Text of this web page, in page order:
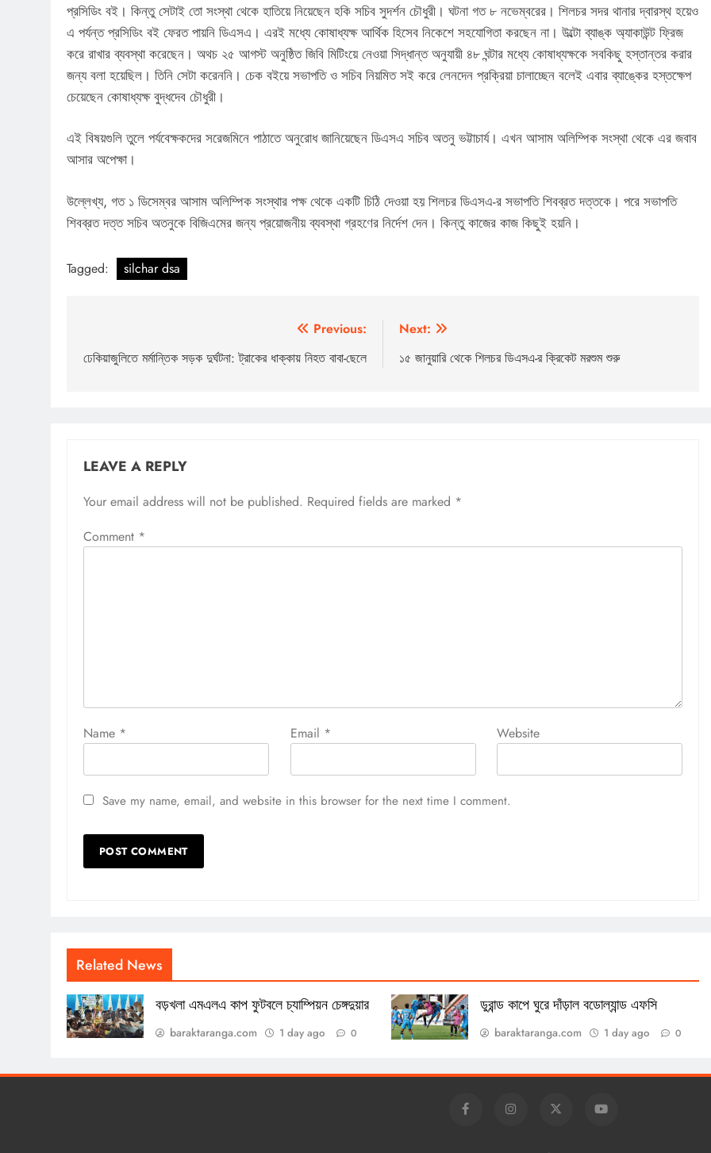
প্রসিডিং বই। কিন্তু সেটাই তো সংস্থা থেকে হাতিয়ে নিয়েছেন হকি সচিব সুদর্শন চৌধুরী। ঘটনা গত ৮ নভেম্বরের। শিলচর সদর থানার দ্বারস্থ হয়েও
এ পর্যন্ত প্রসিডিং বই ফেরত পায়নি ডিএসএ। এরই মধ্যে কোষাধ্যক্ষ আর্থিক হিসেব নিকেশে সহযোগিতা করছেন না। উল্টো ব্যাঙ্ক অ্যাকাউন্ট ফ্রিজ
করে রাখার ব্যবস্থা করেছেন। অথচ ২৫ আগস্ট অনুষ্ঠিত জিবি মিটিংয়ে নেওয়া সিদ্ধান্ত অনুযায়ী ৪৮ ঘন্টার মধ্যে কোষাধ্যক্ষকে সবকিছু হস্তান্তর করার
জন্য বলা হয়েছিল। তিনি সেটা করেননি। চেক বইয়ে সভাপতি ও সচিব নিয়মিত সই করে লেনদেন প্রক্রিয়া চালাচ্ছেন বলেই এবার ব্যাঙ্কের হস্তক্ষেপ
চেয়েছেন কোষাধ্যক্ষ বুদ্ধদেব চৌধুরী।
এই বিষয়গুলি তুলে পর্যবেক্ষকদের সরেজমিনে পাঠাতে অনুরোধ জানিয়েছেন ডিএসএ সচিব অতনু ভট্টাচার্য। এখন আসাম অলিম্পিক সংস্থা থেকে এর জবাব
আসার অপেক্ষা।
উল্লেখ্য, গত ১ ডিসেম্বর আসাম অলিম্পিক সংস্থার পক্ষ থেকে একটি চিঠি দেওয়া হয় শিলচর ডিএসএ-র সভাপতি শিবব্রত দত্তকে। পরে সভাপতি
শিবব্রত দত্ত সচিব অতনুকে বিজিএমের জন্য প্রয়োজনীয় ব্যবস্থা গ্রহণের নির্দেশ দেন। কিন্তু কাজের কাজ কিছুই হয়নি।
Tagged: silchar dsa
navigation
Previous:
ঢেকিয়াজুলিতে মর্মান্তিক সড়ক দুর্ঘটনা: ট্রাকের ধাক্কায় নিহত বাবা-ছেলে
Next:
১৫ জানুয়ারি থেকে শিলচর ডিএসএ-র ক্রিকেট মরশুম শুরু
LEAVE A REPLY
Your email address will not be published. Required fields are marked *
Comment *
Name * Email * Website
Save my name, email, and website in this browser for the next time I comment.
Related News
বড়খলা এমএলএ কাপ ফুটবলে চ্যাম্পিয়ন চেঙ্গদুয়ার
baraktaranga.com 1 day ago 0
ডুরান্ড কাপে ঘুরে দাঁড়াল বডোল্যান্ড এফসি
baraktaranga.com 1 day ago 0